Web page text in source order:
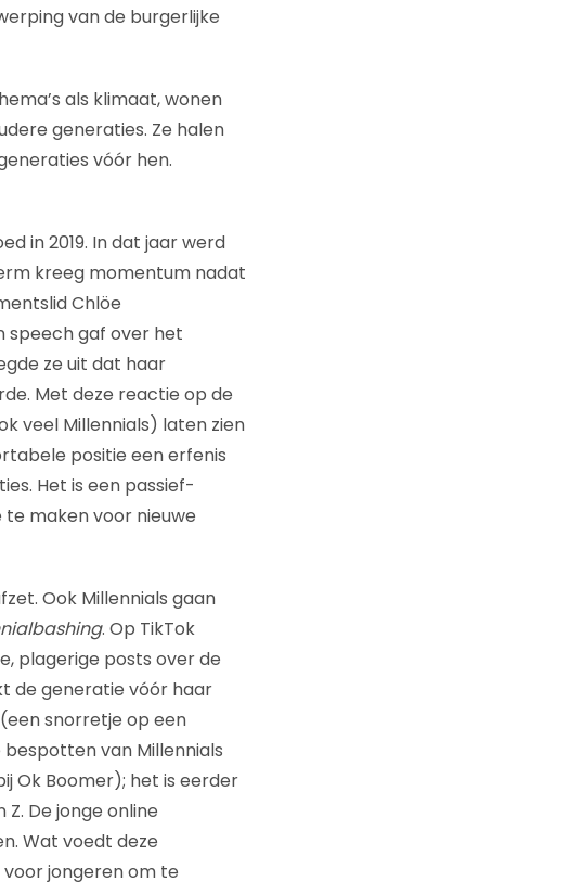
van de burgerlijke
als klimaat, wonen
generaties. Ze halen
vóór hen.
in 2019. In dat jaar werd
kreeg momentum nadat
Chlöe
speech gaf over het
ze uit dat haar
Met deze reactie op de
veel Millennials) laten zien
positie een erfenis
Het is een passief-
maken voor nieuwe
Ook Millennials gaan
. Op TikTok
plagerige posts over de
de generatie vóór haar
snorretje op een
van Millennials
Ok Boomer); het is eerder
De jonge online
Wat voedt deze
jongeren om te